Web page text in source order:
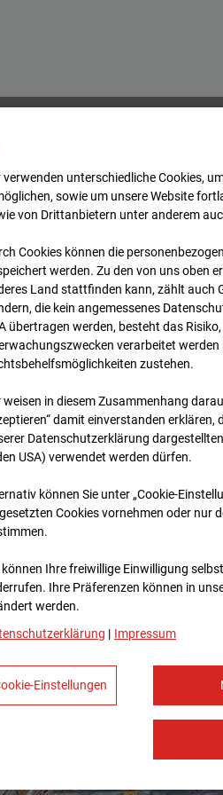
W2 Campus BT 1-3 Archiv
BT
70565 Stuttgart
Zur Übersicht
verwenden unterschiedliche Cookies,
sowie um unsere Website
von Drittanbietern unter anderem
Cookies können die
werden. Zu den von uns oben
Land stattfinden kann, zählt auch
die kein angemessenes
übertragen werden, besteht das
verarbeitet
zustehen.
weisen in diesem Zusammenhang
damit ein­ver­standen erklären,
Datenschutzerklärung
USA) verwendet werden dürfen.
können Sie unter „Cookie-
Cookies vornehmen oder nur
können Ihre freiwillige Einwilligung
Ihre Prä­fe­renzen können in
werden.
| Impressum
Einstellungen